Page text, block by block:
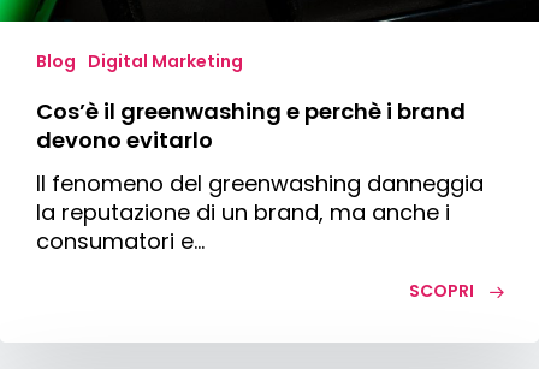
Blog Digital Marketing
Cos’è il greenwashing e perchè i brand
devono evitarlo
Il fenomeno del greenwashing danneggia
la reputazione di un brand, ma anche i
consumatori e…
SCOPRI